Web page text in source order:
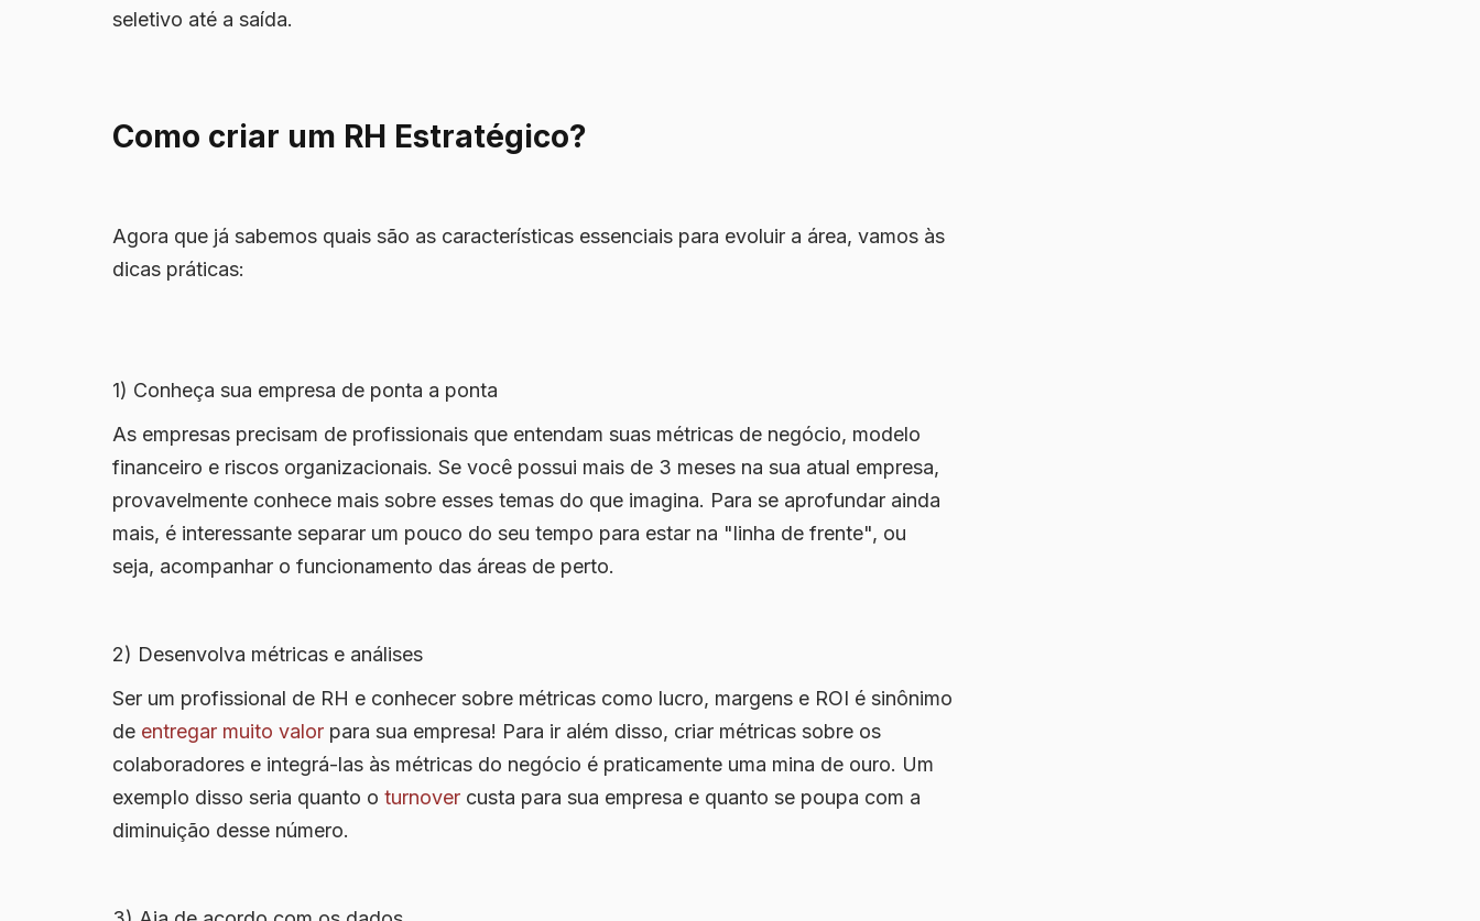
seletivo até a saída.
Como criar um RH Estratégico?
Agora que já sabemos quais são as características essenciais para evoluir a área, vamos às
dicas práticas:
1) Conheça sua empresa de ponta a ponta
As empresas precisam de profissionais que entendam suas métricas de negócio, modelo
financeiro e riscos organizacionais. Se você possui mais de 3 meses na sua atual empresa,
provavelmente conhece mais sobre esses temas do que imagina. Para se aprofundar ainda
mais, é interessante separar um pouco do seu tempo para estar na "linha de frente", ou
seja, acompanhar o funcionamento das áreas de perto.
2) Desenvolva métricas e análises
Ser um profissional de RH e conhecer sobre métricas como lucro, margens e ROI é sinônimo
de entregar muito valor para sua empresa! Para ir além disso, criar métricas sobre os
colaboradores e integrá-las às métricas do negócio é praticamente uma mina de ouro. Um
exemplo disso seria quanto o turnover custa para sua empresa e quanto se poupa com a
diminuição desse número.